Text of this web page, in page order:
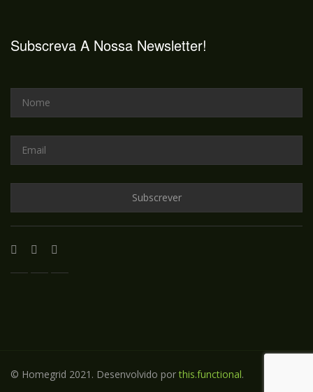
Subscreva A Nossa Newsletter!
© Homegrid 2021. Desenvolvido porthis.functional.